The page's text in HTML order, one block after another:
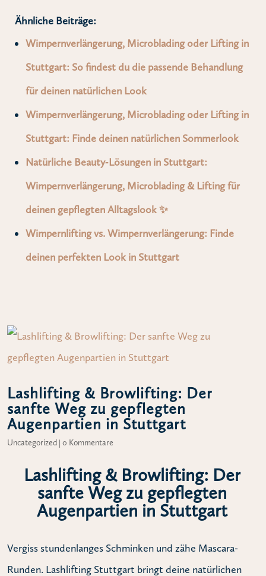
Ähnliche Beiträge:
Wimpernverlängerung, Microblading oder Lifting in
Stuttgart: So findest du die passende Behandlung
für deinen natürlichen Look
Wimpernverlängerung, Microblading oder Lifting in
Stuttgart: Finde deinen natürlichen Sommerlook
Natürliche Beauty‑Lösungen in Stuttgart:
Wimpernverlängerung, Microblading & Lifting für
deinen gepflegten Alltagslook ✨
Wimpernlifting vs. Wimpernverlängerung: Finde
deinen perfekten Look in Stuttgart
Lashlifting & Browlifting: Der
sanfte Weg zu gepflegten
Augenpartien in Stuttgart
Uncategorized | 0 Kommentare
Lashlifting & Browlifting: Der
sanfte Weg zu gepflegten
Augenpartien in Stuttgart
Vergiss stundenlanges Schminken und zähe Mascara-
Runden. Lashlifting Stuttgart bringt deine natürlichen